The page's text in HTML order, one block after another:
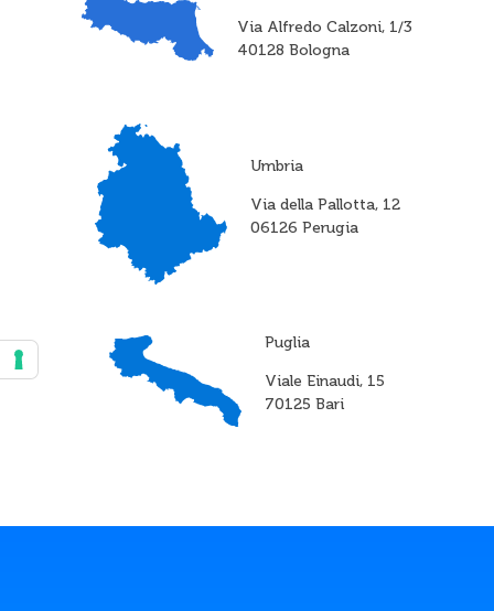
Via Alfredo Calzoni, 1/3
40128 Bologna
Umbria
Via della Pallotta, 12
06126 Perugia
Puglia
Viale Einaudi, 15
70125 Bari